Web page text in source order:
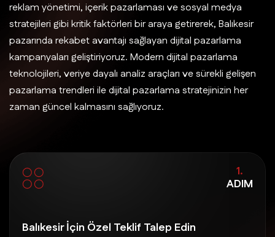
reklam yönetimi, içerik pazarlaması ve sosyal medya
stratejileri gibi kritik faktörleri bir araya getirerek, Balıkesir
pazarında rekabet avantajı sağlayan dijital pazarlama
kampanyaları geliştiriyoruz. Modern dijital pazarlama
teknolojileri, veriye dayalı analiz araçları ve sürekli gelişen
pazarlama trendleri ile dijital pazarlama stratejinizin her
zaman güncel kalmasını sağlıyoruz.
1.
ADIM
Balıkesir İçin Özel Teklif Talep Edin